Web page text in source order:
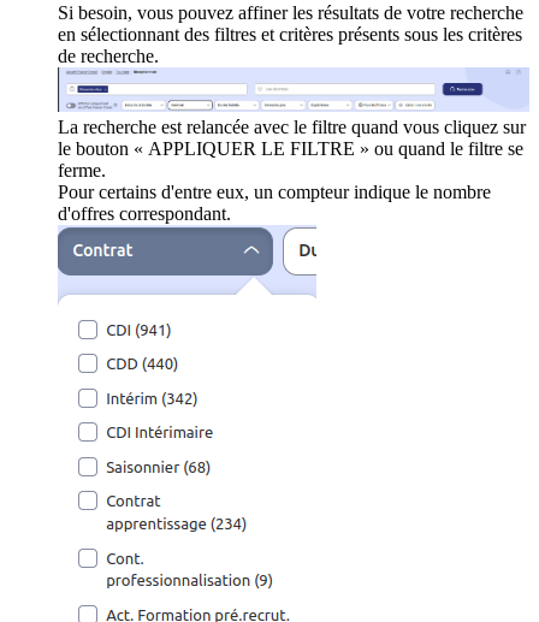
Si besoin, vous pouvez affiner les résultats de votre recherche
en sélectionnant des filtres et critères présents sous les critères
de recherche.
La recherche est relancée avec le filtre quand vous cliquez sur
le bouton « APPLIQUER LE FILTRE » ou quand le filtre se
ferme.
Pour certains d'entre eux, un compteur indique le nombre
d'offres correspondant.